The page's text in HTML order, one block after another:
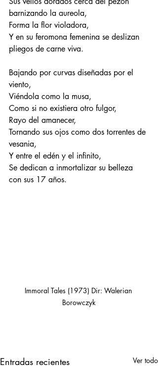
barnizando la aureola,
Forma la flor violadora,
Y en su feromona femenina se deslizan
pliegos de carne viva.
Bajando por curvas diseñadas por el
viento,
Viéndola como la musa,
Como si no existiera otro fulgor,
Rayo del amanecer,
Tornando sus ojos como dos torrentes de
vesania,
Y entre el edén y el infinito,
Se dedican a inmortalizar su belleza
con sus 17 años.
Immoral Tales (1973) Dir: Walerian
Borowczyk
Entradas recientes Ver todo